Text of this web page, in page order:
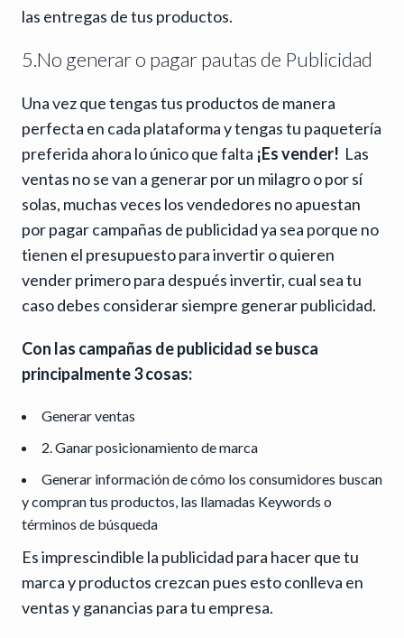
las entregas de tus productos.
5.No generar o pagar pautas de Publicidad
Una vez que tengas tus productos de manera
perfecta en cada plataforma y tengas tu paquetería
preferida ahora lo único que falta ¡Es vender! Las
ventas no se van a generar por un milagro o por sí
solas, muchas veces los vendedores no apuestan
por pagar campañas de publicidad ya sea porque no
tienen el presupuesto para invertir o quieren
vender primero para después invertir, cual sea tu
caso debes considerar siempre generar publicidad.
Con las campañas de publicidad se busca
principalmente 3 cosas:
Generar ventas
2. Ganar posicionamiento de marca
Generar información de cómo los consumidores buscan
y compran tus productos, las llamadas Keywords o
términos de búsqueda
Es imprescindible la publicidad para hacer que tu
marca y productos crezcan pues esto conlleva en
ventas y ganancias para tu empresa.